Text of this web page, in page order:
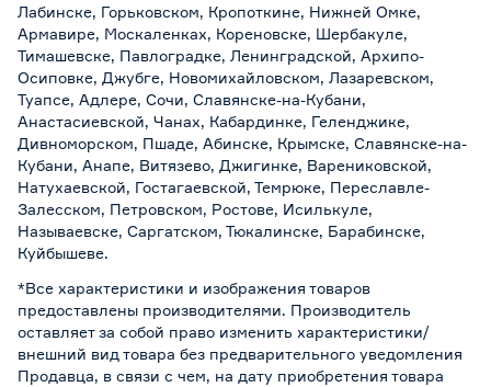
Лабинске, Горьковском, Кропоткине, Нижней Омке,
Армавире, Москаленках, Кореновске, Шербакуле,
Тимашевске, Павлоградке, Ленинградской, Архипо-
Осиповке, Джубге, Новомихайловском, Лазаревском,
Туапсе, Адлере, Сочи, Славянске-на-Кубани,
Анастасиевской, Чанах, Кабардинке, Геленджике,
Дивноморском, Пшаде, Абинске, Крымске, Славянске-на-
Кубани, Анапе, Витязево, Джигинке, Варениковской,
Натухаевской, Гостагаевской, Темрюке, Переславле-
Залесском, Петровском, Ростове, Исилькуле,
Называевске, Саргатском, Тюкалинске, Барабинске,
Куйбышеве.
*Все характеристики и изображения товаров
предоставлены производителями. Производитель
оставляет за собой право изменить характеристики/
внешний вид товара без предварительного уведомления
Продавца, в связи с чем, на дату приобретения товара